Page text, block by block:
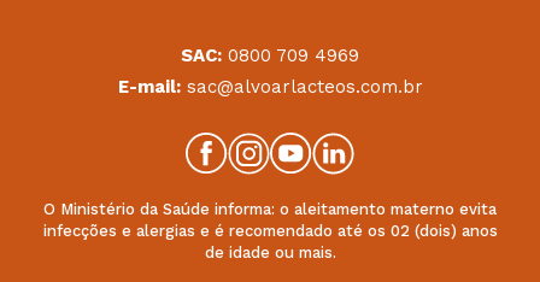
SAC: 0800 709 4969
E-mail: sac@alvoarlacteos.com.br
O Ministério da Saúde informa: o aleitamento materno evita
infecções e alergias e é recomendado até os 02 (dois) anos
de idade ou mais.